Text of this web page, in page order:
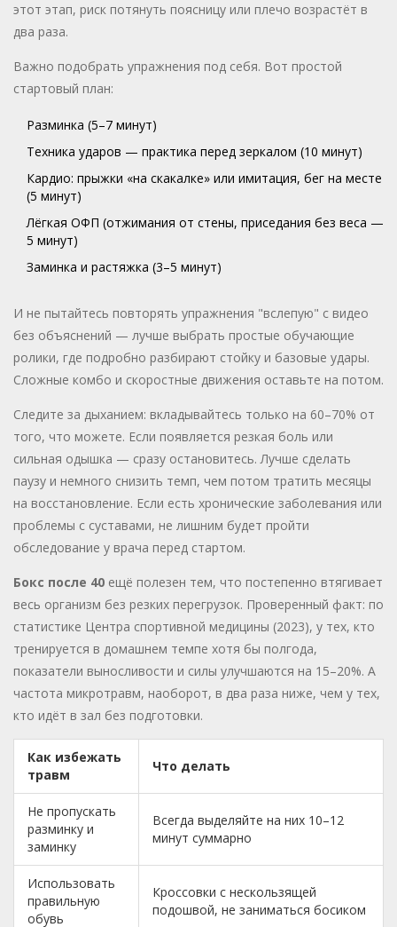
этот этап, риск потянуть поясницу или плечо возрастёт в
два раза.
Важно подобрать упражнения под себя. Вот простой
стартовый план:
Разминка (5–7 минут)
Техника ударов — практика перед зеркалом (10 минут)
Кардио: прыжки «на скакалке» или имитация, бег на месте
(5 минут)
Лёгкая ОФП (отжимания от стены, приседания без веса —
5 минут)
Заминка и растяжка (3–5 минут)
И не пытайтесь повторять упражнения "вслепую" с видео
без объяснений — лучше выбрать простые обучающие
ролики, где подробно разбирают стойку и базовые удары.
Сложные комбо и скоростные движения оставьте на потом.
Следите за дыханием: вкладывайтесь только на 60–70% от
того, что можете. Если появляется резкая боль или
сильная одышка — сразу остановитесь. Лучше сделать
паузу и немного снизить темп, чем потом тратить месяцы
на восстановление. Если есть хронические заболевания или
проблемы с суставами, не лишним будет пройти
обследование у врача перед стартом.
Бокс после 40 ещё полезен тем, что постепенно втягивает
весь организм без резких перегрузок. Проверенный факт: по
статистике Центра спортивной медицины (2023), у тех, кто
тренируется в домашнем темпе хотя бы полгода,
показатели выносливости и силы улучшаются на 15–20%. А
частота микротравм, наоборот, в два раза ниже, чем у тех,
кто идёт в зал без подготовки.
Как избежать
травм
Что делать
Не пропускать
разминку и
заминку
Всегда выделяйте на них 10–12
минут суммарно
Использовать
правильную
обувь
Кроссовки с нескользящей
подошвой, не заниматься босиком